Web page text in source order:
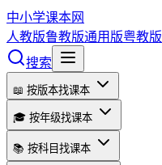
中小学课本网
人教版鲁教版通用版粤教版
搜索
📖 按版本找课本
🎓 按年级找课本
📚 按科目找课本